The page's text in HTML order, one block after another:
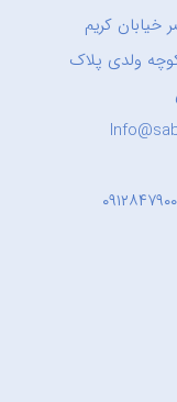
خیابان کریم
ولدی پلاک